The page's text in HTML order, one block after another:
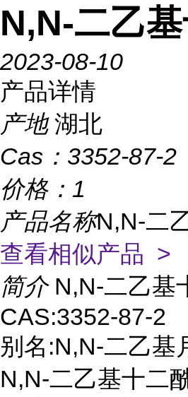
N,N-二乙
2023-08-10
产品详情
产地 湖北
Cas： 3352-87-2
价格： 1
产品名称N,N-二
查看相似产品 >
简介 N,N-二乙基
CAS:3352-87-2
别名:N,N-二乙基
N,N-二乙基十二